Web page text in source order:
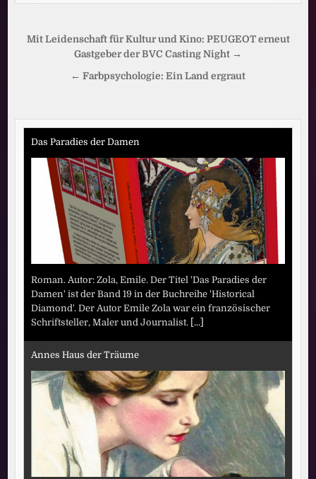
Beitragsnavigation
Mit Leidenschaft für Kultur und Kino: PEUGEOT erneut
Gastgeber der BVC Casting Night →
← Farbpsychologie: Ein Land ergraut
Das Paradies der Damen
Roman. Autor: Zola, Emile. Der Titel 'Das Paradies der
Damen' ist der Band 19 in der Buchreihe 'Historical
Diamond'. Der Autor Emile Zola war ein französischer
Schriftsteller, Maler und Journalist. [...]
Annes Haus der Träume